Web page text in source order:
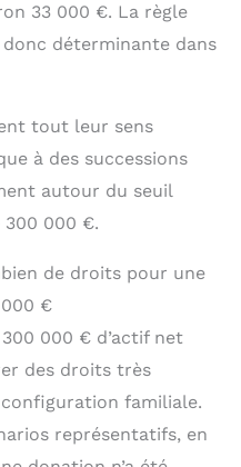
33 000 €. La règle
déterminante dans
tout leur sens
à des successions
autour du seuil
300 000 €.
de droits pour une
€
000 € d’actif net
des droits très
familiale.
représentatifs, en